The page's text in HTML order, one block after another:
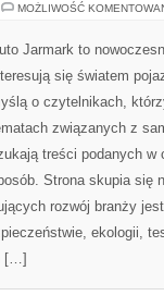
MOŻLIWOŚĆ
Jarmark to
się światem
o czytelnikach,
związanych z
treści podanych w
Strona skupia się
rozwój branży
ekologii,
[…]